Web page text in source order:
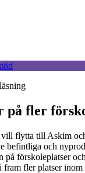
på fler
flytta till Askim
befintliga och
på förskoleplatser
fram fler platser inom